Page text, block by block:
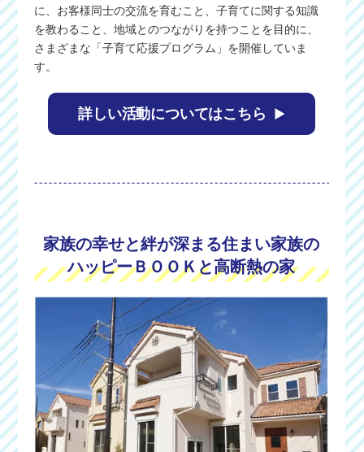
に、お客様同士の交流を育むこと、子育てに関する知識
を教わること、地域とのつながりを持つことを目的に、
さまざまな「子育て応援プログラム」を開催していま
す。
詳しい活動についてはこちら
家族の幸せと絆が深まる住まい家族の
ハッピーＢＯＯＫと高断熱の家